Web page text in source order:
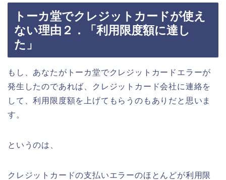
トーカ堂でクレジットカードが使え
ない理由２．「利用限度額に達し
た」
もし、あなたがトーカ堂でクレジットカードエラーが
発生したのであれば、クレジットカード会社に連絡を
して、利用限度額を上げてもらうのもありだと思いま
す。
というのは、
クレジットカードの支払いエラーのほとんどが利用限